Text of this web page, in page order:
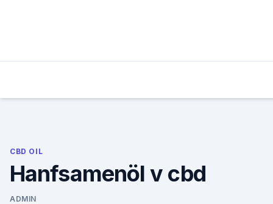
CBD OIL
Hanfsamenöl v cbd
ADMIN